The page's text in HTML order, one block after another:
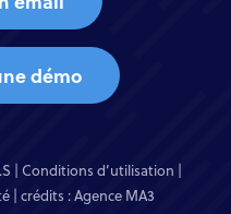
démo
| Conditions d’utilisation |
| crédits :Agence MA3